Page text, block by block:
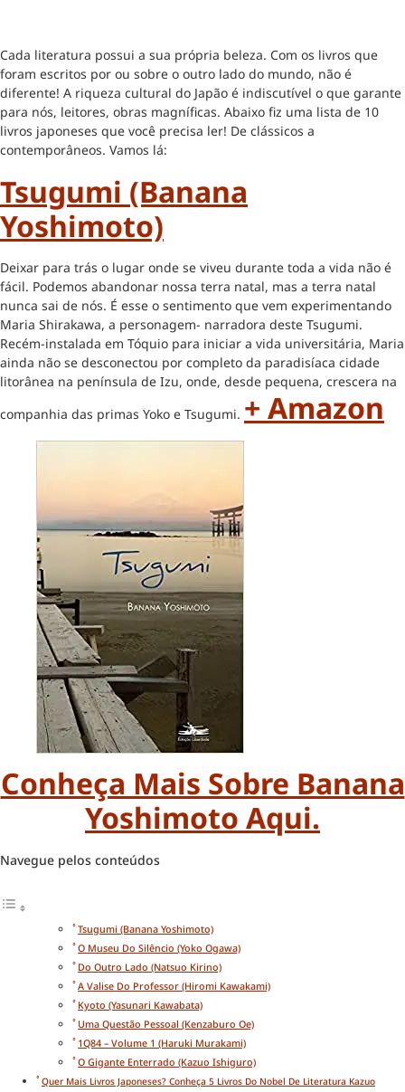
Cada literatura possui a sua própria beleza. Com os livros que
foram escritos por ou sobre o outro lado do mundo, não é
diferente! A riqueza cultural do Japão é indiscutível o que garante
para nós, leitores, obras magníficas. Abaixo fiz uma lista de 10
livros japoneses que você precisa ler! De clássicos a
contemporâneos. Vamos lá:
Tsugumi (Banana
Yoshimoto)
Deixar para trás o lugar onde se viveu durante toda a vida não é
fácil. Podemos abandonar nossa terra natal, mas a terra natal
nunca sai de nós. É esse o sentimento que vem experimentando
Maria Shirakawa, a personagem- narradora deste Tsugumi.
Recém-instalada em Tóquio para iniciar a vida universitária, Maria
ainda não se desconectou por completo da paradisíaca cidade
litorânea na península de Izu, onde, desde pequena, crescera na
companhia das primas Yoko e Tsugumi. + Amazon
Conheça Mais Sobre Banana
Yoshimoto Aqui.
Navegue pelos conteúdos
Tsugumi (Banana Yoshimoto)
O Museu Do Silêncio (Yoko Ogawa)
Do Outro Lado (Natsuo Kirino)
A Valise Do Professor (Hiromi Kawakami)
Kyoto (Yasunari Kawabata)
Uma Questão Pessoal (Kenzaburo Oe)
1Q84 – Volume 1 (Haruki Murakami)
O Gigante Enterrado (Kazuo Ishiguro)
Quer Mais Livros Japoneses? Conheça 5 Livros Do Nobel De Literatura Kazuo